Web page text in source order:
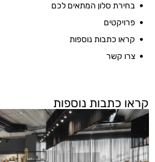
בחירת סלון המתאים לכם
פרויקטים
קראו כתבות נוספות
צרו קשר
קראו כתבות נוספות